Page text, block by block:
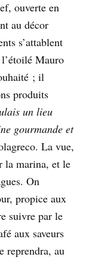
ouverte en
au décor
s’attablent
Mauro
; il
produits
un lieu
gourmande et
La vue,
la marina, et le
On
propice aux
suivre par le
aux saveurs
reprendra, au